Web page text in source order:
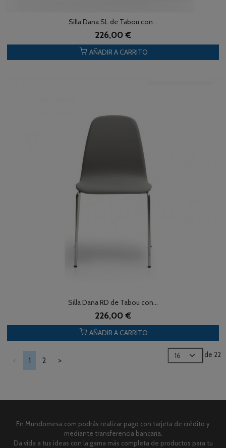
Silla Dana SL de Tabou con...
226,00 €
AÑADIR A CARRITO
Silla Dana RD de Tabou con...
226,00 €
AÑADIR A CARRITO
1 2 >
de 22
En Mundomesa.com podrás realizar pago con tarjeta de crédito y
mediante transferencia bancaria.
Da vida a tus ideas con la gama más completa de productos para tu